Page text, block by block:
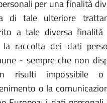
per una finalità
di tale ulteriore
a tale diversa
la raccolta dei dati
- sempre che non
risulti impossibile
o la